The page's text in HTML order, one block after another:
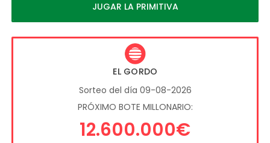
JUGAR LA PRIMITIVA
EL GORDO
Sorteo del día 09-08-2026
PRÓXIMO BOTE MILLONARIO:
12.600.000€